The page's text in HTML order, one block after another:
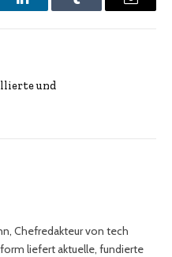
LinkedInTumblr Email
und
Chefredakteur von tech
liefert aktuelle, fundierte